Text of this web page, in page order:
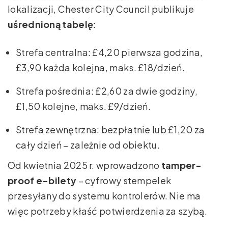
lokalizacji, Chester City Council publikuje
uśrednioną tabelę:
Strefa centralna: £4,20 pierwsza godzina,
£3,90 każda kolejna, maks. £18/dzień.
Strefa pośrednia: £2,60 za dwie godziny,
£1,50 kolejne, maks. £9/dzień.
Strefa zewnętrzna: bezpłatnie lub £1,20 za
cały dzień – zależnie od obiektu.
Od kwietnia 2025 r. wprowadzono tamper-
proof e-bilety – cyfrowy stempelek
przesyłany do systemu kontrolerów. Nie ma
więc potrzeby kłaść potwierdzenia za szybą.